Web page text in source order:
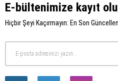
E-bültenimize kayıt
Hiçbir Şeyi Kaçırmayın: En Son